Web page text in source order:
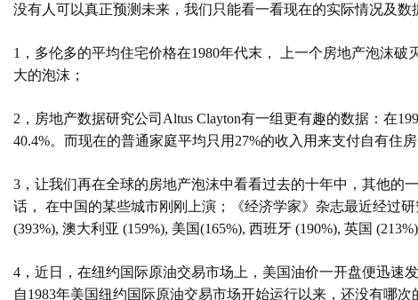
没有人可以真正预测未来，我们只能看一看现在的实际情况及数
1 ，多伦多的平均住宅价格在1980年代末， 上一个房地产泡沫破
大的泡沫；
2 ， 房地产数据研究公司 Altus Clayton有一组更有趣的数据 ： 在
40.4%。而现在的普通家庭平均只用 27%的收入用来支付自有住房
3 ，让我们再在全球的房地产泡沫中看看过去的十年中，其他
话， 在中国的某些城市刚刚上演；《经济学家》杂志最近经过研
(393%), 澳大利亚 (159%), 美国(165%), 西班牙 (190%), 英国 (213%)
4 ，近 日，在纽约国际原油交易市场上，美国油价一开盘便迅速发
自1983年美国纽约国际原油交易市场开始运行以来，还没有哪次